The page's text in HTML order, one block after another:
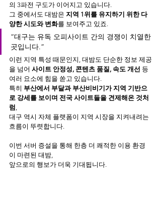
의 3파전 구도가 이어지고 있습니다.
그 중에서도 대밤은 지역 1위를 유지하기 위한 다
양한 시도와 변화를 보여주고 있죠.
“대구는 유독 오피사이트 간의 경쟁이 치열한
곳입니다.”
이런 지역 특성 때문인지, 대밤도 단순한 정보 제공
을 넘어 사이트 안정성, 콘텐츠 품질, 속도 개선 등
여러 요소에 힘을 쏟고 있습니다.
특히 부산에서 부달과 부산비비기가 지역 기반으
로 강세를 보이며 전국 사이트들을 견제해온 것처
럼 ,
대구 역시 자체 플랫폼이 지역 시장을 지켜내려는
흐름이 뚜렷합니다.
이번 서버 증설을 통해 한층 더 쾌적한 이용 환경
이 마련된 대밤,
앞으로의 행보가 더욱 기대됩니다.